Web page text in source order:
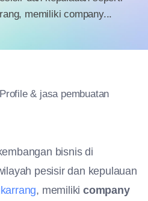
memiliki company...
bisnis di
pesisir dan kepulauan
, memilikicompany